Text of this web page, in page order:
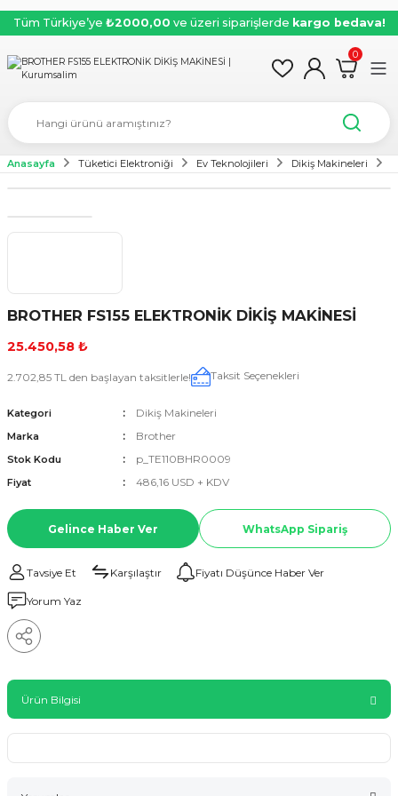
Tüm Türkiye’ye ₺2000,00 ve üzeri siparişlerde kargo bedava!
0
Anasayfa Tüketici Elektroniği Ev Teknolojileri Dikiş Makineleri
BROTHER FS155 ELEKTRONİK DİKİŞ MAKİNESİ
25.450,58 ₺
2.702,85 TL den başlayan taksitlerle! Taksit Seçenekleri
Kategori Dikiş Makineleri
Marka Brother
Stok Kodu p_TE110BHR0009
Fiyat 486,16 USD + KDV
Gelince Haber Ver WhatsApp Sipariş
Tavsiye Et Karşılaştır Fiyatı Düşünce Haber Ver
Yorum Yaz
Ürün Bilgisi